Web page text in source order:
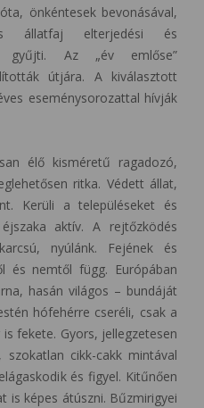
önkéntesek bevonásával,
állatfaj elterjedési és
gyűjti. Az „év emlőse”
útjára. A kiválasztott
eseménysorozattal hívják
élő kisméretű ragadozó,
ritka. Védett állat,
Kerüli a településeket és
aktív. A rejtőzködés
nyúlánk. Fejének és
és nemtől függ. Európában
hasán világos – bundáját
hófehérre cseréli, csak a
fekete. Gyors, jellegzetesen
cikk-cakk mintával
és figyel. Kitűnően
is képes átúszni. Bűzmirigyei